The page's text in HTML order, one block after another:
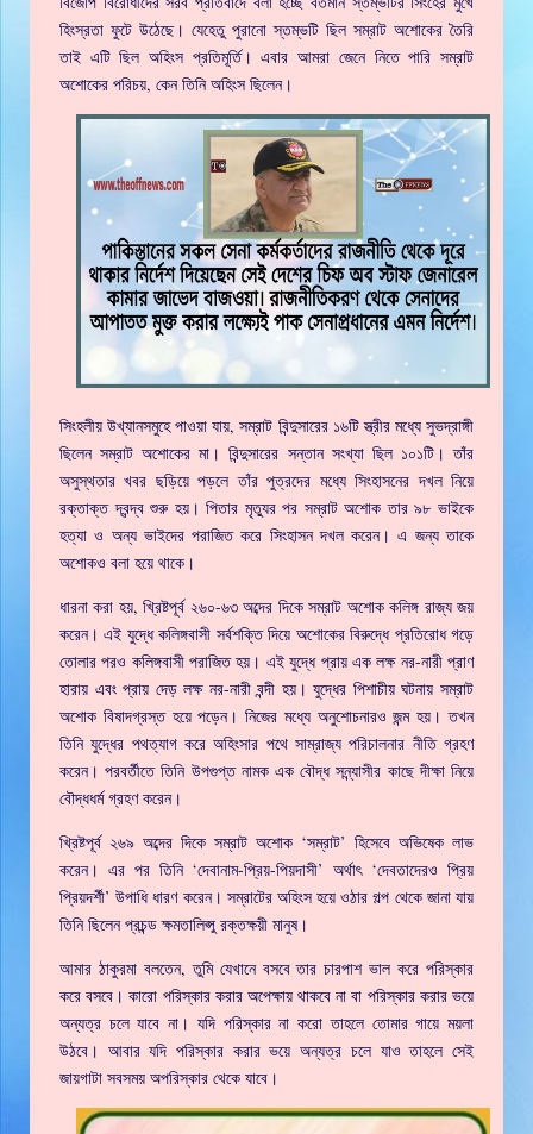
হিংস্রতা ফুটে উঠেছে। যেহেতু পুরানো স্তম্ভটি ছিল সম্রাট অশোকের তৈরি
তাই এটি ছিল অহিংস প্রতিমূর্তি। এবার আমরা জেনে নিতে পারি সম্রাট
অশোকের পরিচয়, কেন তিনি অহিংস ছিলেন।
সিংহলীয় উখ্যানসমুহে পাওয়া যায়, সম্রাট বিন্দুসারের ১৬টি স্ত্রীর মধ্যে সুভদ্রাঙ্গী
ছিলেন সম্রাট অশোকের মা। বিন্দুসারের সন্তান সংখ্যা ছিল ১০১টি। তাঁর
অসুস্থতার খবর ছড়িয়ে পড়লে তাঁর পুত্রদের মধ্যে সিংহাসনের দখল নিয়ে
রক্তাক্ত দ্বন্দ্ব শুরু হয়। পিতার মৃত্যুর পর সম্রাট অশোক তার ৯৮ ভাইকে
হত্যা ও অন্য ভাইদের পরাজিত করে সিংহাসন দখল করেন। এ জন্য তাকে
অশোকও বলা হয়ে থাকে।
ধারনা করা হয়, খ্রিষ্টপূর্ব ২৬০-৬৩ অব্দের দিকে সম্রাট অশোক কলিঙ্গ রাজ্য জয়
করেন। এই যুদ্ধে কলিঙ্গবাসী সর্বশক্তি দিয়ে অশোকের বিরুদ্ধে প্রতিরোধ গড়ে
তোলার পরও কলিঙ্গবাসী পরাজিত হয়। এই যুদ্ধে প্রায় এক লক্ষ নর-নারী প্রাণ
হারায় এবং প্রায় দেড় লক্ষ নর-নারী বন্দী হয়। যুদ্ধের পিশাচীয় ঘটনায় সম্রাট
অশোক বিষাদগ্রস্ত হয়ে পড়েন। নিজের মধ্যে অনুশোচনারও জন্ম হয়। তখন
তিনি যুদ্ধের পথত্যাগ করে অহিংসার পথে সাম্রাজ্য পরিচালনার নীতি গ্রহণ
করেন। পরবর্তীতে তিনি উপগুপ্ত নামক এক বৌদ্ধ সন্ন্যাসীর কাছে দীক্ষা নিয়ে
বৌদ্ধধর্ম গ্রহণ করেন।
খ্রিষ্টপূর্ব ২৬৯ অব্দের দিকে সম্রাট অশোক ‘সম্রাট’ হিসেবে অভিষেক লাভ
করেন। এর পর তিনি ‘দেবানাম-প্রিয়-পিয়দাসী’ অর্থাৎ ‘দেবতাদেরও প্রিয়
প্রিয়দর্শী’ উপাধি ধারণ করেন। সম্রাটের অহিংস হয়ে ওঠার গল্প থেকে জানা যায়
তিনি ছিলেন প্রচন্ড ক্ষমতালিপ্সু রক্তক্ষয়ী মানুষ।
আমার ঠাকুরমা বলতেন, তুমি যেখানে বসবে তার চারপাশ ভাল করে পরিস্কার
করে বসবে। কারো পরিস্কার করার অপেক্ষায় থাকবে না বা পরিস্কার করার ভয়ে
অন্যত্র চলে যাবে না। যদি পরিস্কার না করো তাহলে তোমার গায়ে ময়লা
উঠবে। আবার যদি পরিস্কার করার ভয়ে অন্যত্র চলে যাও তাহলে সেই
জায়গাটা সবসময় অপরিস্কার থেকে যাবে।